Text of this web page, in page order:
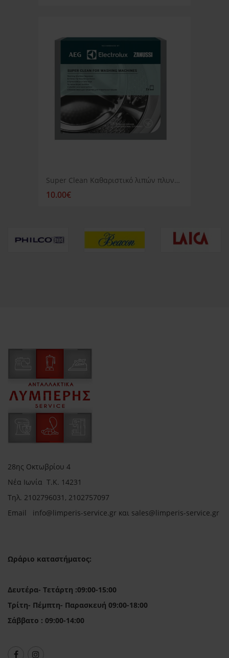
Super Clean Καθαριστικό λιπών πλυντηρίου ρούχων Aeg
10.00€
28ης Οκτωβρίου 4
Νέα Ιωνία Τ.Κ. 14231
Τηλ. 2102796031, 2102757097
Email info@limperis-service.gr και sales@limperis-service.gr
Ωράριο καταστήματος:
Δευτέρα- Τετάρτη :09:00-15:00
Τρίτη- Πέμπτη- Παρασκευή 09:00-18:00
Σάββατο : 09:00-14:00